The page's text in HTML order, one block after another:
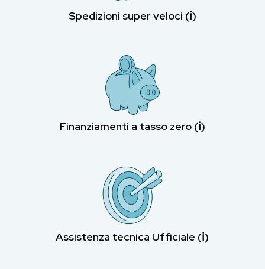
Spedizioni super veloci (ℹ︎)
Finanziamenti a tasso zero (ℹ︎)
Assistenza tecnica Ufficiale (ℹ︎)